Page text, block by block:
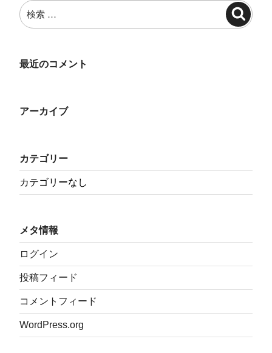
ン
検
索:
検
索
最近のコメント
アーカイブ
カテゴリー
カテゴリーなし
メタ情報
ログイン
投稿フィード
コメントフィード
WordPress.org